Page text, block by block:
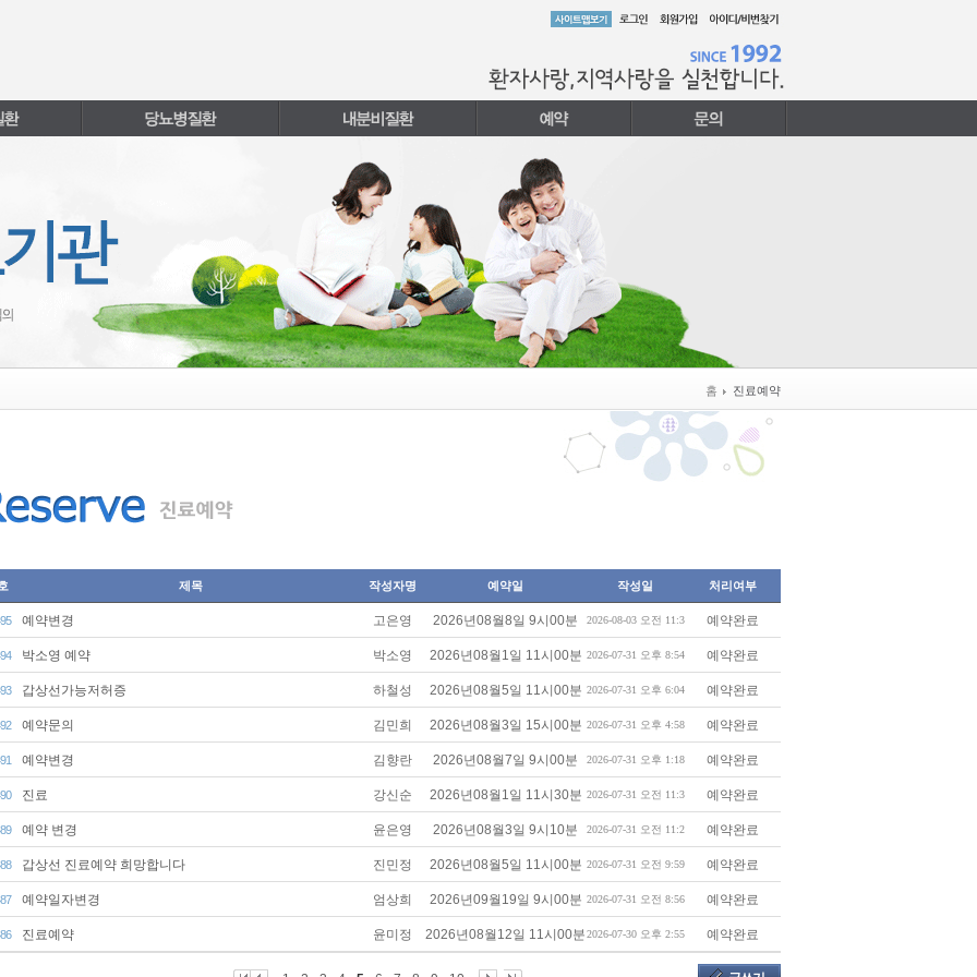
홈 진료예약
제목 작성자명 예약일 작성일 처리여부
예약변경 고은영 2026년08월8일 9시00분 2026-08-03 오전 11:3 예약완료
박소영 예약 박소영 2026년08월1일 11시00분 2026-07-31 오후 8:54 예약완료
갑상선가능저허증 하철성 2026년08월5일 11시00분 2026-07-31 오후 6:04 예약완료
예약문의 김민희 2026년08월3일 15시00분 2026-07-31 오후 4:58 예약완료
예약변경 김향란 2026년08월7일 9시00분 2026-07-31 오후 1:18 예약완료
진료 강신순 2026년08월1일 11시30분 2026-07-31 오전 11:3 예약완료
예약 변경 윤은영 2026년08월3일 9시10분 2026-07-31 오전 11:2 예약완료
갑상선 진료예약 희망합니다 진민정 2026년08월5일 11시00분 2026-07-31 오전 9:59 예약완료
예약일자변경 엄상희 2026년09월19일 9시00분 2026-07-31 오전 8:56 예약완료
진료예약 윤미정 2026년08월12일 11시00분2026-07-30 오후 2:55 예약완료